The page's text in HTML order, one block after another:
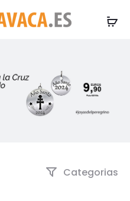
Categorias